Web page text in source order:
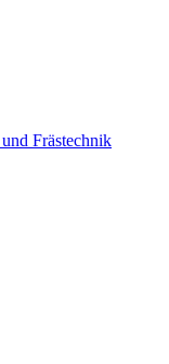
Frästechnik